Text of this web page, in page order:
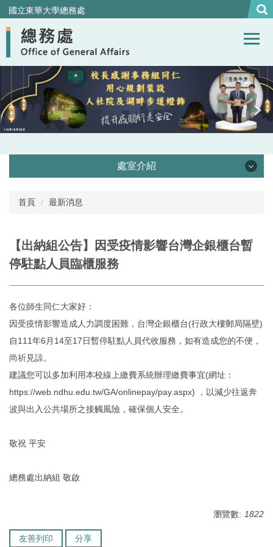
跳
到
主
內
容
區
國立東華大學總務處
處室介紹
處本部
營繕組
環境保護組
經營保管組
出納組
文書組
校級委員會
相片集錦
首頁 最新消息
【出納組公告】因受疫情影響台灣企銀櫃台暫
停駐點人員臨櫃服務
各位師生同仁大家好：
因受疫情影響造成人力調度困難，台灣企銀櫃台(行政大樓郵局隔壁)
自111年6月14至17日暫停駐點人員代收服務，如有造成您的不便，
尚祈見諒。
建議您可以多加利用本校線上繳費系統辦理繳費事宜(網址：
https://web.ndhu.edu.tw/GA/onlinepay/pay.aspx) ，以減少往返奔
波與出入公共場所之接觸風險，確保個人安全。
敬祝 平安
總務處出納組 敬啟
瀏覽數: 1822
友善列印 分享